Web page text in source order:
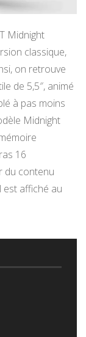
Midnight
classique,
on retrouve
de 5,5″, animé
à pas moins
Midnight
16
du contenu
est affiché au